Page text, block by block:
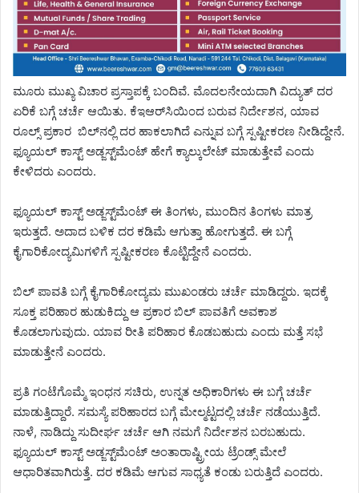
ಮೂರು ಮುಖ್ಯ ವಿಚಾರ ಪ್ರಸ್ತಾಪಕ್ಕೆ ಬಂದಿವೆ. ಮೊದಲನೇಯದಾಗಿ ವಿದ್ಯುತ್ ದರ
ಏರಿಕೆ ಬಗ್ಗೆ ಚರ್ಚೆ ಆಯಿತು. ಕೆಇಆರ್‌ಸಿಯಿಂದ ಬರುವ ನಿರ್ದೇಶನ, ಯಾವ
ರೂಲ್ಸ್ ಪ್ರಕಾರ ಬಿಲ್‌ನಲ್ಲಿ ದರ ಹಾಕಲಾಗಿದೆ ಎನ್ನುವ ಬಗ್ಗೆ ಸ್ಪಷ್ಟೀಕರಣ ನೀಡಿದ್ದೇನೆ.
ಫ್ಯೂಯಲ್ ಕಾಸ್ಟ್ ಅಡ್ಜಸ್ಟ್‌ಮೆಂಟ್ ಹೇಗೆ ಕ್ಯಾಲ್ಕುಲೇಟ್ ಮಾಡುತ್ತೇವೆ ಎಂದು
ಕೇಳಿದರು ಎಂದರು‌.
ಫ್ಯೂಯಲ್‌ ಕಾಸ್ಟ್ ಅಡ್ಜಸ್ಟ್‌ಮೆಂಟ್ ಈ ತಿಂಗಳು, ಮುಂದಿನ ತಿಂಗಳು ಮಾತ್ರ
ಇರುತ್ತದೆ. ಅದಾದ ಬಳಿಕ ದರ ಕಡಿಮೆ ಆಗುತ್ತಾ ಹೋಗುತ್ತದೆ. ಈ ಬಗ್ಗೆ
ಕೈಗಾರಿಕೋದ್ಯಮಿಗಳಿಗೆ ಸ್ಪಷ್ಟೀಕರಣ ಕೊಟ್ಟಿದ್ದೇನೆ ಎಂದರು.
ಬಿಲ್ ಪಾವತಿ ಬಗ್ಗೆ ಕೈಗಾರಿಕೋದ್ಯಮ ಮುಖಂಡರು ಚರ್ಚೆ ಮಾಡಿದ್ದರು‌. ಇದಕ್ಕೆ
ಸೂಕ್ತ ಪರಿಹಾರ ಹುಡುಕಿದ್ದು ಆ ಪ್ರಕಾರ ಬಿಲ್ ಪಾವತಿಗೆ ಅವಕಾಶ
ಕೊಡಲಾಗುವುದು. ಯಾವ ರೀತಿ ಪರಿಹಾರ ಕೊಡಬಹುದು ಎಂದು ಮತ್ತೆ ಸಭೆ
ಮಾಡುತ್ತೇನೆ ಎಂದರು.
ಪ್ರತಿ ಗಂಟೆಗೊಮ್ಮೆ ಇಂಧನ ಸಚಿರು, ಉನ್ನತ ಅಧಿಕಾರಿಗಳು ಈ ಬಗ್ಗೆ ಚರ್ಚೆ
ಮಾಡುತ್ತಿದ್ದಾರೆ. ಸಮಸ್ಯೆ ಪರಿಹಾರದ ಬಗ್ಗೆ ಮೇಲ್ಮಟ್ಟದಲ್ಲಿ ಚರ್ಚೆ ನಡೆಯುತ್ತಿದೆ.
ನಾಳೆ, ನಾಡಿದ್ದು ಸುದೀರ್ಘ ಚರ್ಚೆ ಆಗಿ ನಮಗೆ‌ ನಿರ್ದೇಶನ ಬರಬಹುದು.
ಫ್ಯೂಯಲ್ ಕಾಸ್ಟ್ ಅಡ್ಜಸ್ಟ್‌ಮೆಂಟ್ ಅಂತಾರಾಷ್ಟ್ರೀಯ ಟ್ರೆಂಡ್ಸ್ ಮೇಲೆ
ಆಧಾರಿತವಾಗಿರುತ್ತೆ. ದರ ಕಡಿಮೆ ಆಗುವ ಸಾಧ್ಯತೆ ಕಂಡು ಬರುತ್ತಿದೆ ಎಂದರು.